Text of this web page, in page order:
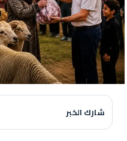
شارك الخبر